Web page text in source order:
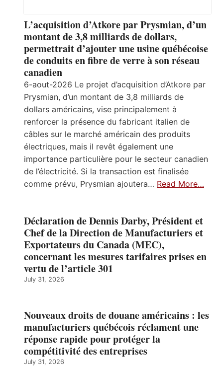
L’acquisition d’Atkore par Prysmian, d’un
montant de 3,8 milliards de dollars,
permettrait d’ajouter une usine québécoise
de conduits en fibre de verre à son réseau
canadien
6-aout-2026 Le projet d’acquisition d’Atkore par
Prysmian, d’un montant de 3,8 milliards de
dollars américains, vise principalement à
renforcer la présence du fabricant italien de
câbles sur le marché américain des produits
électriques, mais il revêt également une
importance particulière pour le secteur canadien
de l’électricité. Si la transaction est finalisée
comme prévu, Prysmian ajoutera… Read More…
Déclaration de Dennis Darby, Président et
Chef de la Direction de Manufacturiers et
Exportateurs du Canada (MEC),
concernant les mesures tarifaires prises en
vertu de l’article 301
July 31, 2026
Nouveaux droits de douane américains : les
manufacturiers québécois réclament une
réponse rapide pour protéger la
compétitivité des entreprises
July 31, 2026